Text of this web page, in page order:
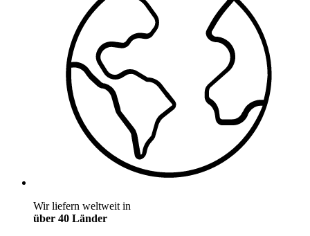
Wir liefern weltweit in
über 40 Länder